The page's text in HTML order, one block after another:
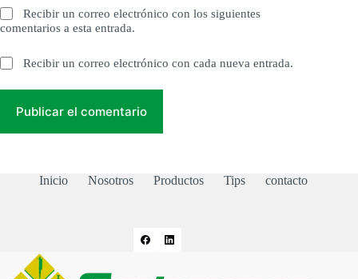
Recibir un correo electrónico con los siguientes
comentarios a esta entrada.
Recibir un correo electrónico con cada nueva entrada.
Publicar el comentario
Inicio Nosotros Productos Tips contacto